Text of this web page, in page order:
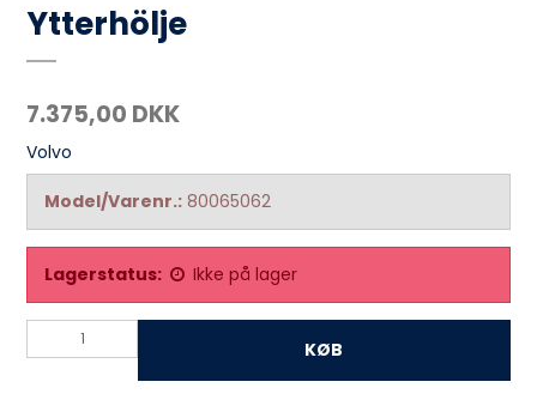
Ytterhölje
7.375,00 DKK
Volvo
Model/Varenr.: 80065062
Lagerstatus: Ikke på lager
KØB